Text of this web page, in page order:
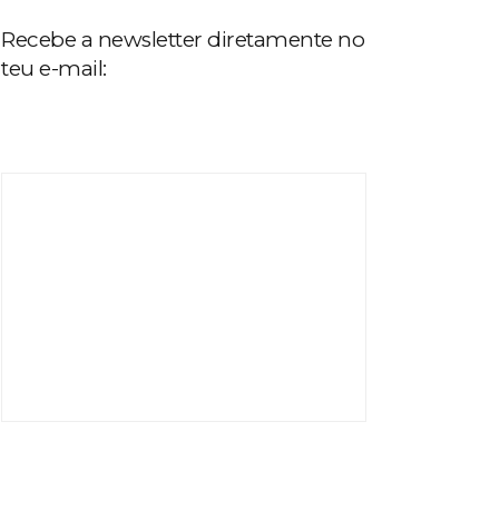
Recebe a newsletter diretamente no
teu e-mail: